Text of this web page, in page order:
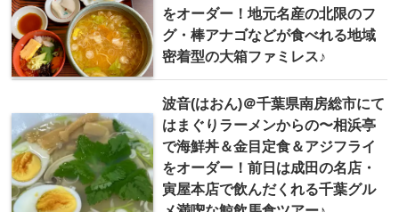
をオーダー！地元名産の北限のフ
グ・棒アナゴなどが食べれる地域
密着型の大箱ファミレス♪
波音(はおん)＠千葉県南房総市にて
はまぐりラーメンからの〜相浜亭
で海鮮丼＆金目定食＆アジフライ
をオーダー！前日は成田の名店・
寅屋本店で飲んだくれる千葉グル